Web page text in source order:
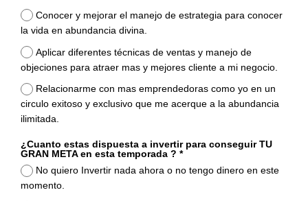
Conocer y mejorar el manejo de estrategia para conocer
la vida en abundancia divina.
Aplicar diferentes técnicas de ventas y manejo de
objeciones para atraer mas y mejores cliente a mi negocio.
Relacionarme con mas emprendedoras como yo en un
circulo exitoso y exclusivo que me acerque a la abundancia
ilimitada.
¿Cuanto estas dispuesta a invertir para conseguir TU
GRAN META en esta temporada ? *
No quiero Invertir nada ahora o no tengo dinero en este
momento.